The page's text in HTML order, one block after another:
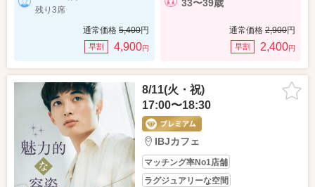
残り3席
通常価格 5,400円
早割 4,900円
33〜39歳
通常価格 2,900円
早割 2,400円
8/11(火・祝)
17:00〜18:30
IBJカフェ
マッチング率No1店舗
ラグジュアリーな空間